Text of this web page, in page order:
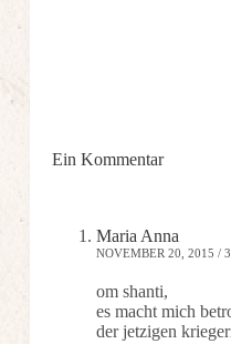
Ein Kommentar
Maria Anna
NOVEMBER 20, 2015 /
om shanti,
es macht mich
der jetzigen